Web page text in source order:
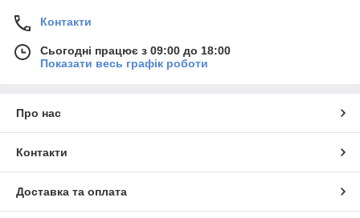
Контакти
Сьогодні працює з 09:00 до 18:00
Показати весь графік роботи
Про нас
Контакти
Доставка та оплата